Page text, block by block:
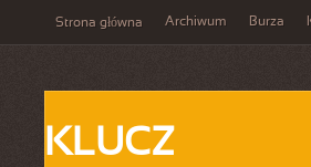
Strona główna Archiwum Burza
KLUCZ